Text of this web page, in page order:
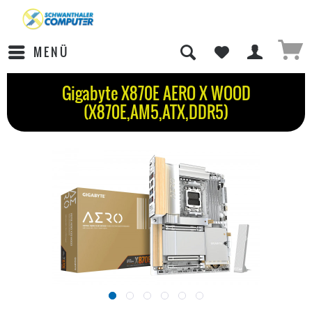
MENÜ
Gigabyte X870E AERO X WOOD
(X870E,AM5,ATX,DDR5)